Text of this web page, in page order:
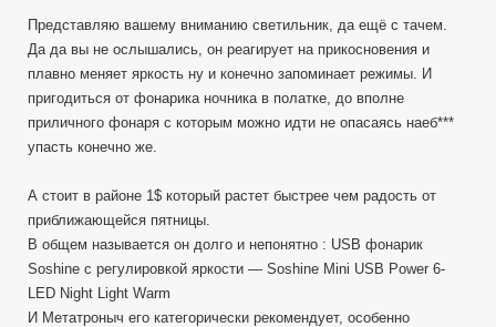
Представляю вашему вниманию светильник, да ещё с тачем.
Да да вы не ослышались, он реагирует на прикосновения и
плавно меняет яркость ну и конечно запоминает режимы. И
пригодиться от фонарика ночника в полатке, до вполне
приличного фонаря с которым можно идти не опасаясь наеб***
упасть конечно же.
А стоит в районе 1$ который растет быстрее чем радость от
приближающейся пятницы.
В общем называется он долго и непонятно : USB фонарик
Soshine с регулировкой яркости — Soshine Mini USB Power 6-
LED Night Light Warm
И Метатроныч его категорически рекомендует, особенно